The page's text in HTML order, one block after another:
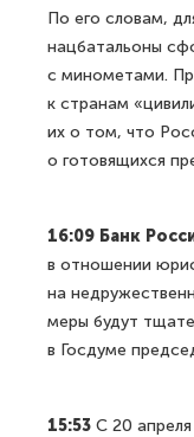
По его словам,
нацбатальоны
с минометами.
к странам
их о том, что
о готовящихся
16:09 Банк
в отношении
на
меры будут
в Госдуме
15:53 С 20 апреля